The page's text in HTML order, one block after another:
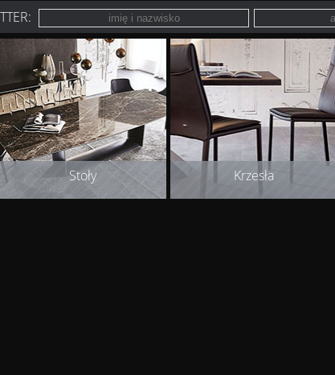
Stoły Krzesła